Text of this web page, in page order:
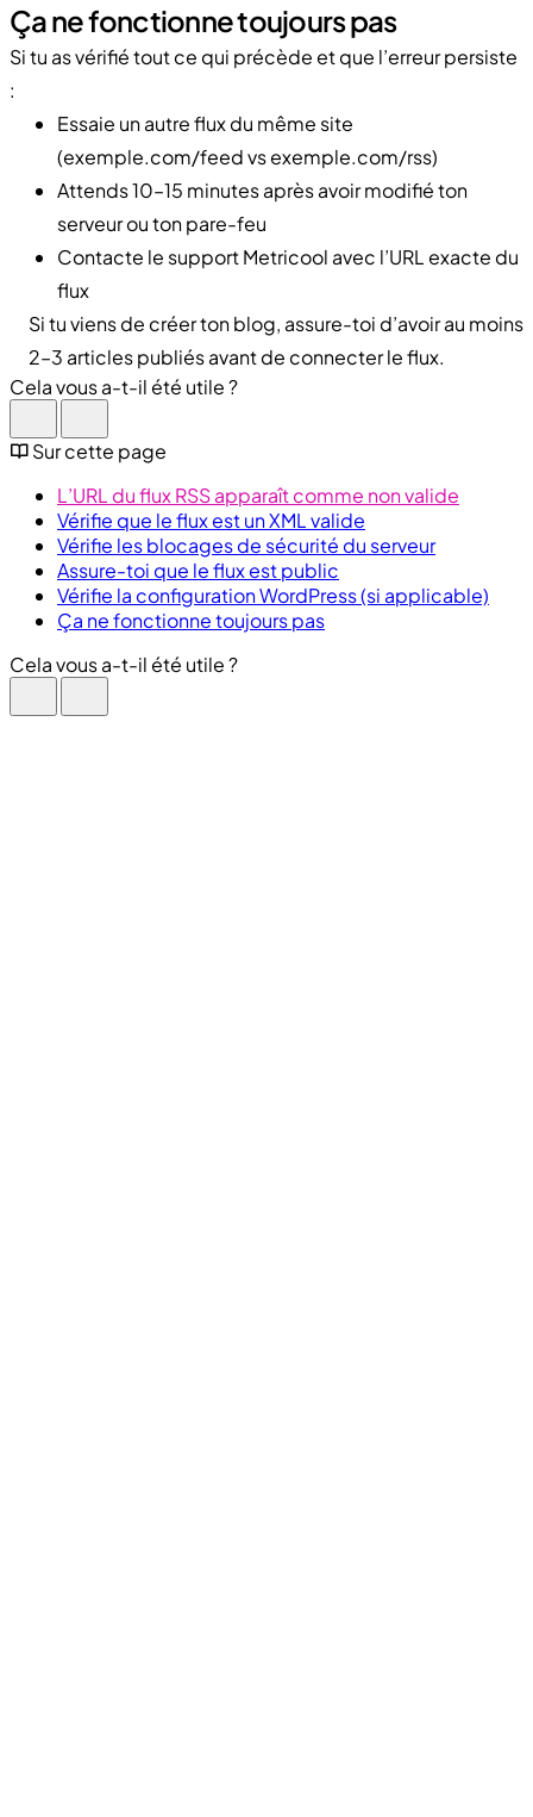
Ça ne fonctionne toujours pas
Si tu as vérifié tout ce qui précède et que l’erreur persiste
:
Essaie un autre flux du même site
(exemple.com/feed vs exemple.com/rss)
Attends 10–15 minutes après avoir modifié ton
serveur ou ton pare-feu
Contacte le support Metricool avec l’URL exacte du
flux
Si tu viens de créer ton blog, assure-toi d’avoir au moins
2–3 articles publiés avant de connecter le flux.
Cela vous a-t-il été utile ?
Sur cette page
L’URL du flux RSS apparaît comme non valide
Vérifie que le flux est un XML valide
Vérifie les blocages de sécurité du serveur
Assure-toi que le flux est public
Vérifie la configuration WordPress (si applicable)
Ça ne fonctionne toujours pas
Cela vous a-t-il été utile ?